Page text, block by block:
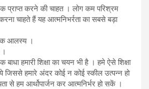
प्राप्‍त करने की चाहत । लोग कम परिश्रम
चाहते हैं यह आत्‍मनिभर्रता का सबसे बड़ा
आलस्‍य ।
हमारी शिक्षा का चयन भी है । हमे ऐसे शिक्षा
जिससे हमारे अंदर कोई न कोई स्कील उत्पन्न हो
से हम आर्थोपार्जन कर आत्मनिर्भर हो सकें ।